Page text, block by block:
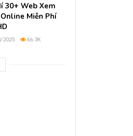
30+ Web Xem
Miễn Phí
2025 66.3K